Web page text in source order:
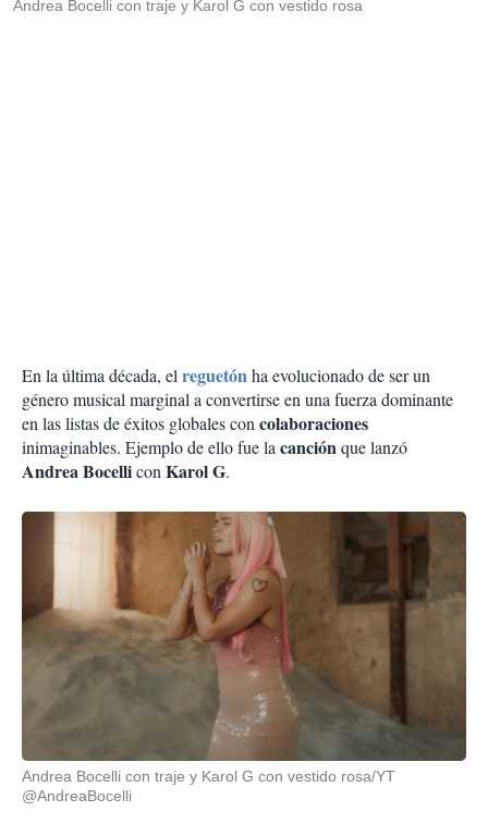
Andrea Bocelli con traje y Karol G con vestido rosa
En la última década, elreguetónha evolucionado de ser un
género musical marginal a convertirse en una fuerza dominante
en las listas de éxitos globales concolaboraciones
inimaginables. Ejemplo de ello fue lacanciónque lanzó
Andrea BocelliconKarol G.
Andrea Bocelli con traje y Karol G con vestido rosa/YT
@AndreaBocelli